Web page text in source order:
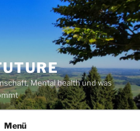
Mental health und was
Menü